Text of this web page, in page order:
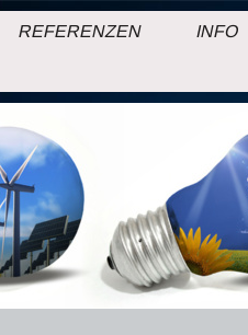
REFERENZEN INFO